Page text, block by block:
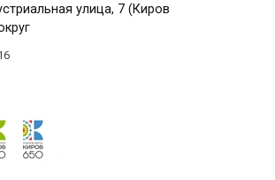
улица, 7 (Киров